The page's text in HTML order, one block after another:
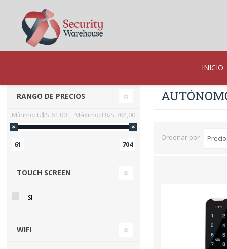
INICIO
Ordenar por
RANGO DE PRECIOS
Mínimo: U$S 61,00 Máximo: U$S 704,00
61 704
TOUCH SCREEN
SI
WIFI